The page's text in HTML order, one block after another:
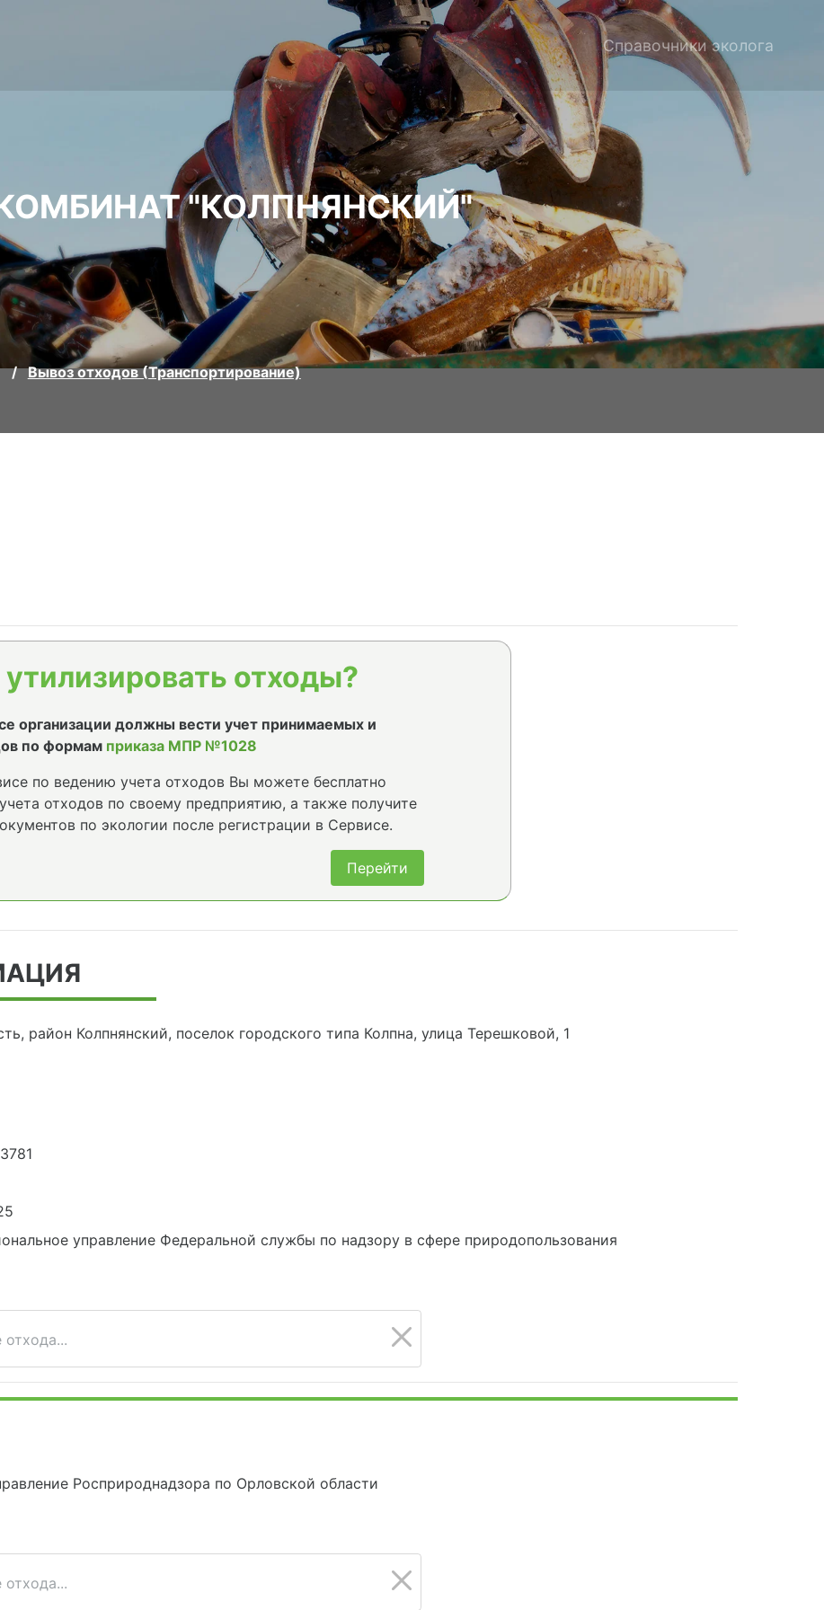
Справочники эколога
"КОЛПНЯНСКИЙ"
Вывоз отходов (Транспортирование)
отходы?
организации должны вести учет принимаемых и
по формам приказа МПР №1028
по ведению учета отходов Вы можете бесплатно
отходов по своему предприятию, а также получите
по экологии после регистрации в Сервисе.
Перейти
район Колпнянский, поселок городского типа Колпна, улица Терешковой, 1
управление Федеральной службы по надзору в сфере природопользования
Росприроднадзора по Орловской области